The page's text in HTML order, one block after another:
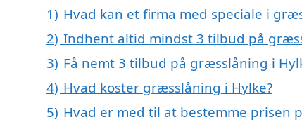
1) Hvad kan et firma med speciale i
2) Indhent altid mindst 3 tilbud på
3) Få nemt 3 tilbud på græsslåning i
4) Hvad koster græsslåning i Hylke?
5) Hvad er med til at bestemme prisen